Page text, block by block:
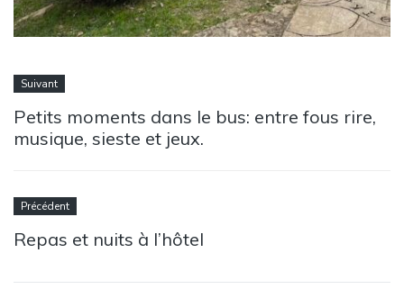
Suivant
Petits moments dans le bus: entre fous rire,
musique, sieste et jeux.
Précédent
Repas et nuits à l’hôtel